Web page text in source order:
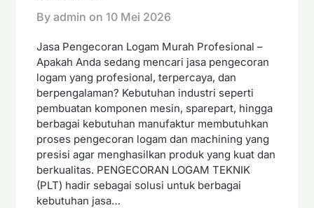
By admin on 10 Mei 2026
Jasa Pengecoran Logam Murah Profesional –
Apakah Anda sedang mencari jasa pengecoran
logam yang profesional, terpercaya, dan
berpengalaman? Kebutuhan industri seperti
pembuatan komponen mesin, sparepart, hingga
berbagai kebutuhan manufaktur membutuhkan
proses pengecoran logam dan machining yang
presisi agar menghasilkan produk yang kuat dan
berkualitas. PENGECORAN LOGAM TEKNIK
(PLT) hadir sebagai solusi untuk berbagai
kebutuhan jasa…